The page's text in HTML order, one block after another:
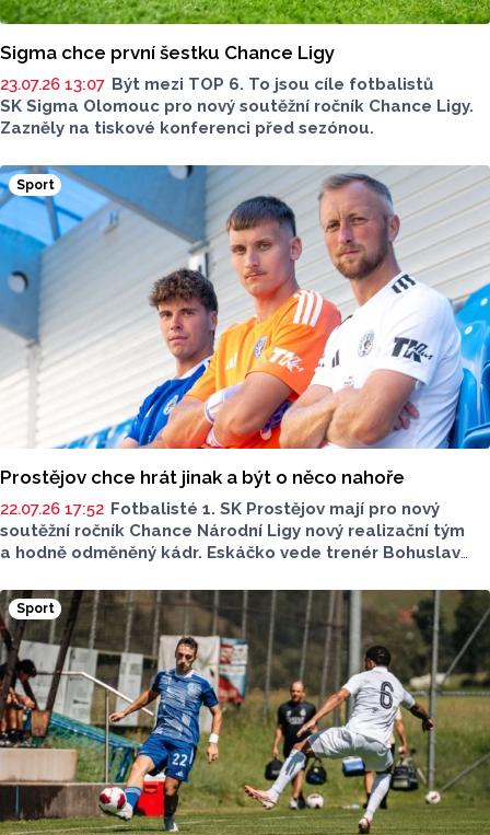
Sigma chce první šestku Chance Ligy
23.07.26 13:07 Být mezi TOP 6. To jsou cíle fotbalistů
SK Sigma Olomouc pro nový soutěžní ročník Chance Ligy.
Zazněly na tiskové konferenci před sezónou.
Sport
Prostějov chce hrát jinak a být o něco nahoře
22.07.26 17:52 Fotbalisté 1. SK Prostějov mají pro nový
soutěžní ročník Chance Národní Ligy nový realizační tým
a hodně odměněný kádr. Eskáčko vede trenér Bohuslav
A s tím se mění obvyklý cíl z předchozích soutěžních
ročníků v klubu věří, že to nebude jen boj o záchranu.
Sport